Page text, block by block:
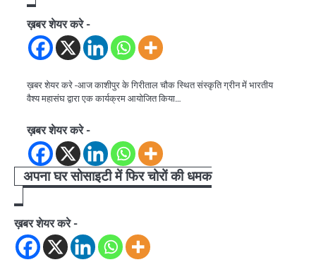
ख़बर शेयर करे -
ख़बर शेयर करे -आज काशीपुर के गिरीताल चौक स्थित संस्कृति ग्रीन में भारतीय
वैश्य महासंघ द्वारा एक कार्यक्रम आयोजित किया…
ख़बर शेयर करे -
अपना घर सोसाइटी में फिर चोरों की धमक
ख़बर शेयर करे -